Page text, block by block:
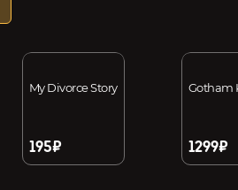
My Divorce Story
195₽
Gotham
1299₽